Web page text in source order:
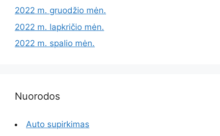
2022 m. gruodžio mėn.
2022 m. lapkričio mėn.
2022 m. spalio mėn.
Nuorodos
Auto supirkimas